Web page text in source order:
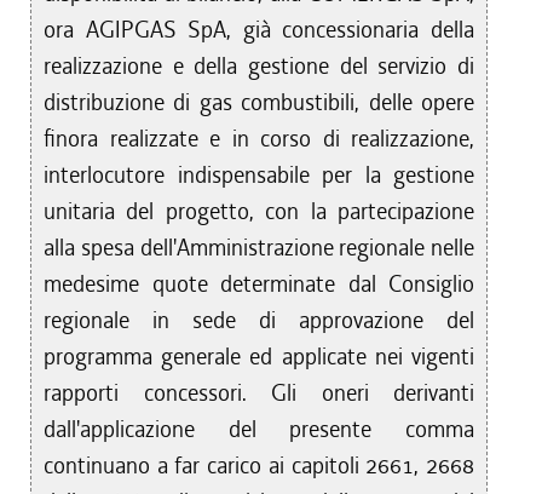
ora AGIPGAS SpA, già concessionaria della
realizzazione e della gestione del servizio di
distribuzione di gas combustibili, delle opere
finora realizzate e in corso di realizzazione,
interlocutore indispensabile per la gestione
unitaria del progetto, con la partecipazione
alla spesa dell'Amministrazione regionale nelle
medesime quote determinate dal Consiglio
regionale in sede di approvazione del
programma generale ed applicate nei vigenti
rapporti concessori. Gli oneri derivanti
dall'applicazione del presente comma
continuano a far carico ai capitoli 2661, 2668